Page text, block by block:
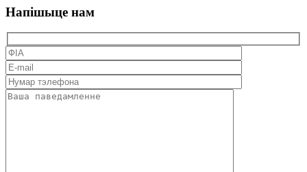
Напішыце нам